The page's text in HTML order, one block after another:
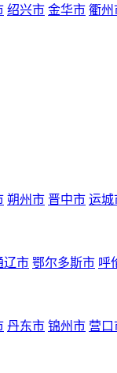
绍兴市 金华市 衢州
朔州市 晋中市 运城
辽市 鄂尔多斯市 呼
丹东市 锦州市 营口